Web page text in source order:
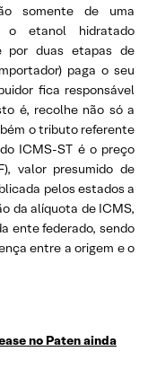
somente de uma
o etanol hidratado
por duas etapas de
paga o seu
fica responsável
é, recolhe não só a
o tributo referente
ICMS-ST é o preço
valor presumido de
pelos estados a
da alíquota de ICMS,
ente federado, sendo
entre a origem e o
no Paten ainda